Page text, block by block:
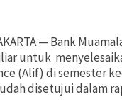
— Bank
untuk
(Alif) di semester
disetujui dalam